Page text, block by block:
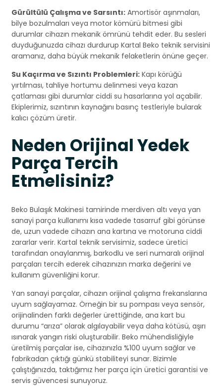
Gürültülü Çalışma ve Sarsıntı: Amortisör aşınmaları,
bilye bozulmaları veya motor kömürü bitmesi gibi
durumlar cihazın mekanik ömrünü tehdit eder. Bu sesleri
duyduğunuzda cihazı durdurup Kartal Beko teknik servisini
aramanız, daha büyük mekanik felaketlerin önüne geçer.
Su Kaçırma ve Sızıntı Problemleri: Kapı körüğü
yırtılması, tahliye hortumu delinmesi veya kazan
çatlaması gibi durumlar ciddi su hasarlarına yol açabilir.
Ekiplerimiz, sızıntının kaynağını basınç testleriyle bularak
kalıcı çözüm üretir.
Neden Orijinal Yedek
Parça Tercih
Etmelisiniz?
Beko Bulaşık Makinesi tamirinde merdiven altı veya yan
sanayi parça kullanımı kısa vadede tasarruf gibi görünse
de, uzun vadede cihazın ana kartına ve motoruna ciddi
zararlar verir. Kartal teknik servisimiz, sadece üretici
tarafından onaylanmış, barkodlu ve seri numaralı orijinal
parçaları tercih ederek cihazınızın marka değerini ve
kullanım güvenliğini korur.
Yan sanayi parçalar, cihazın orijinal çalışma frekanslarına
uyum sağlayamaz. Örneğin bir su pompası veya sensör,
orijinalinden farklı değerler ürettiğinde, ana kart bu
durumu “arıza” olarak algılayabilir veya daha kötüsü, aşırı
ısınarak yangın riski oluşturabilir. Beko mühendisliğiyle
üretilmiş parçalar ise, cihazınızla %100 uyum sağlar ve
fabrikadan çıktığı günkü stabiliteyi sunar. Bizimle
çalıştığınızda, taktığımız her parça için üretici garantisi ve
servis güvencesi sunuyoruz.